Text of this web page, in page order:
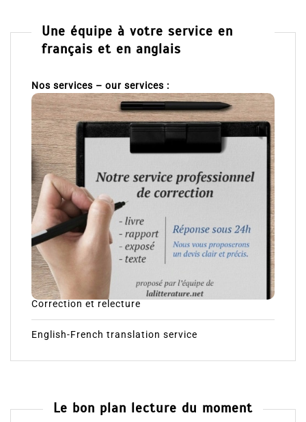
Une équipe à votre service en
français et en anglais
Nos services – our services :
Correction et relecture
English-French translation service
Le bon plan lecture du moment